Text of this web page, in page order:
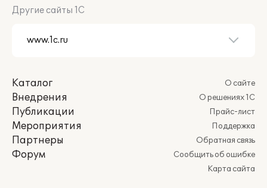
Другие сайты 1С
Каталог
Внедрения
Публикации
Мероприятия
Партнеры
Форум
О сайте
О решениях 1С
Прайс-лист
Поддержка
Обратная связь
Сообщить об ошибке
Карта сайта